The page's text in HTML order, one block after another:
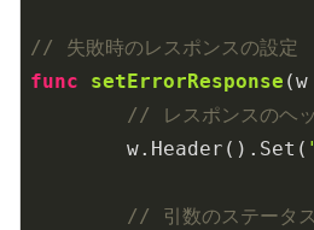
// 失敗時のレスポンスの設定
func
setErrorResponse
// レスポンスのヘ
	w.Header().Set(
// 引数のステータ